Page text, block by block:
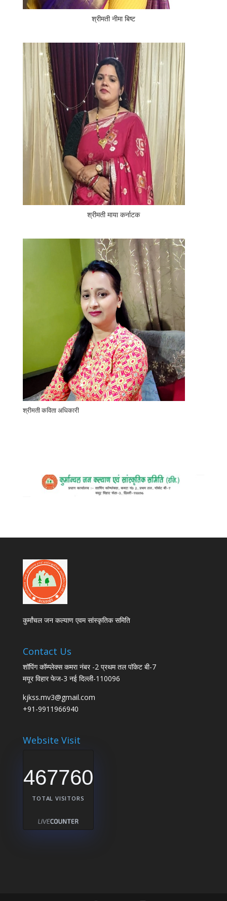
श्रीमती नीमा बिष्ट
श्रीमती माया कर्नाटक
श्रीमती कविता अधिकारी
कुर्मांचल जन कल्याण एवम सांस्कृतिक समिति
Contact Us
शॉपिंग कॉम्प्लेक्स कमरा नंबर -2 प्रथम तल पॉकेट बी-7
मयूर विहार फेज-3 नई दिल्ली-110096
kjkss.mv3@gmail.com
+91-9911966940
Website Visit
467760
TOTAL VISITORS